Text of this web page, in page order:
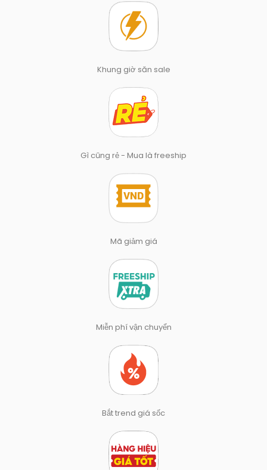
Khung giờ săn sale
Gì cũng rẻ - Mua là freeship
Mã giảm giá
Miễn phí vận chuyển
Bắt trend giá sốc